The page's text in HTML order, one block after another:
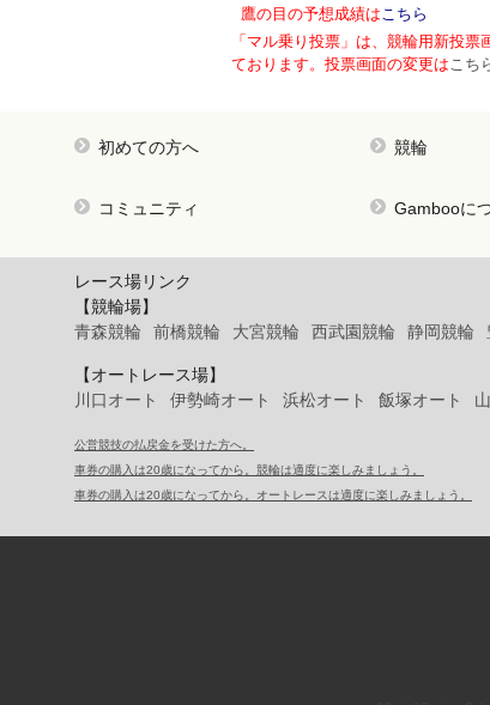
鷹の目の予想成績はこちら
「マル乗り投票」は、競輪用新投票
ております。投票画面の変更はこち
初めての方へ 競輪
コミュニティ Gambooに
レース場リンク
【競輪場】
青森競輪
前橋競輪 大宮競輪 西武園競輪 静岡競輪
【オートレース場】
川口オート
伊勢崎オート 浜松オート 飯塚オート
公営競技の払戻金を受けた方へ。
車券の購入は20歳になってから。競輪は適度に楽しみましょう。
車券の購入は20歳になってから。オートレースは適度に楽しみましょう。